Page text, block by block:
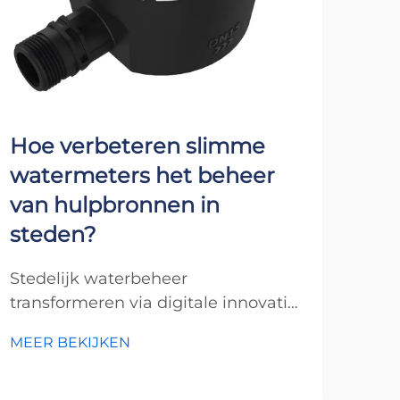
Hoe verbeteren slimme
watermeters het beheer
van hulpbronnen in
steden?
Stedelijk waterbeheer
transformeren via digitale innovatie.
tegenover ongekende uitdagingen
MEER BEKIJKEN